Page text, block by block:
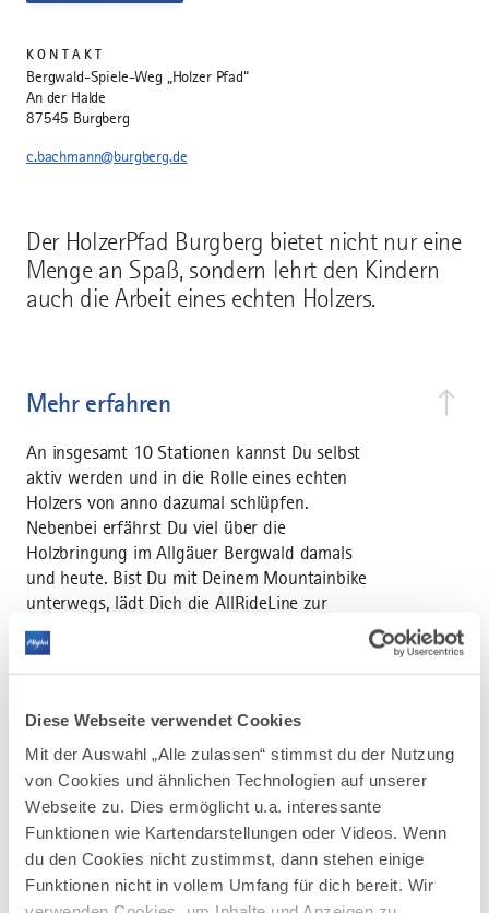
Diese Webseite verwendet Cookies
Mit der Auswahl „Alle zulassen“ stimmst du der Nutzung
von Cookies und ähnlichen Technologien auf unserer
Webseite zu. Dies ermöglicht u.a. interessante
Funktionen wie Kartendarstellungen oder Videos. Wenn
du den Cookies nicht zustimmst, dann stehen einige
Funktionen nicht in vollem Umfang für dich bereit. Wir
Der HolzerPfad Burgberg bietet nicht nur eine
Menge an Spaß, sondern lehrt den Kindern
auch die Arbeit eines echten Holzers.
Mehr erfahren
An insgesamt 10 Stationen kannst Du selbst
aktiv werden und in die Rolle eines echten
Holzers von anno dazumal schlüpfen.
Nebenbei erfährst Du viel über die
Holzbringung im Allgäuer Bergwald damals
und heute. Bist Du mit Deinem Mountainbike
unterwegs, lädt Dich die AllRideLine zur
rasanten Downhill-Abfahrt ein – aber nur,
wenn Du bereits technische Erfahrung hast!
KONTAKT
Bergwald-Spiele-Weg „Holzer Pfad“
An der Halde
87545 Burgberg
c.bachmann@burgberg.de
AUF DER ALLGÄU KARTE